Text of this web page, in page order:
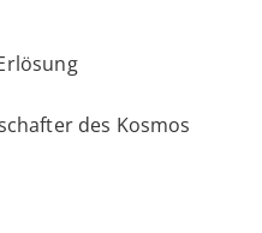
des Kosmos